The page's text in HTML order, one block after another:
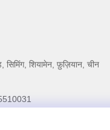
सिमिंग, शियामेन, फ़ुज़ियान, चीन